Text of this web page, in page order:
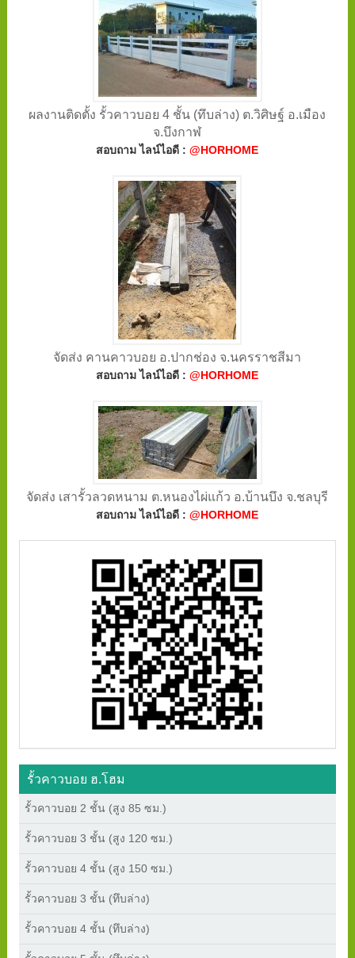
ผลงานติดตั้ง รั้วคาวบอย 4 ชั้น (ทึบล่าง) ต.วิศิษฐ์ อ.เมือง
จ.บึงกาฬ
สอบถาม ไลน์ไอดี :@HORHOME
จัดส่ง คานคาวบอย อ.ปากช่อง จ.นครราชสีมา
สอบถาม ไลน์ไอดี :@HORHOME
จัดส่ง เสารั้วลวดหนาม ต.หนองไผ่แก้ว อ.บ้านบึง จ.ชลบุรี
สอบถาม ไลน์ไอดี :@HORHOME
รั้วคาวบอย ฮ.โฮม
รั้วคาวบอย 2 ชั้น (สูง 85 ซม.)
รั้วคาวบอย 3 ชั้น (สูง 120 ซม.)
รั้วคาวบอย 4 ชั้น (สูง 150 ซม.)
รั้วคาวบอย 3 ชั้น (ทึบล่าง)
รั้วคาวบอย 4 ชั้น (ทึบล่าง)